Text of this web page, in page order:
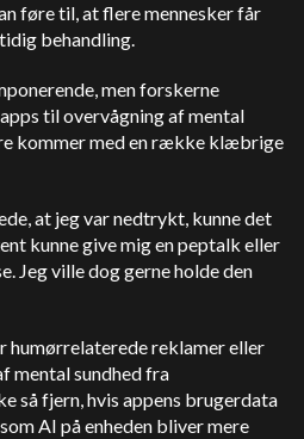
føre til, at flere mennesker får
behandling.
men forskerne
til overvågning af mental
kommer med en række klæbrige
at jeg var nedtrykt, kunne det
kunne give mig en peptalk eller
Jeg ville dog gerne holde den
humørrelaterede reklamer eller
mental sundhed fra
så fjern, hvis appens brugerdata
AI på enheden bliver mere